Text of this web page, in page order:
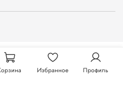
Избранное Профиль